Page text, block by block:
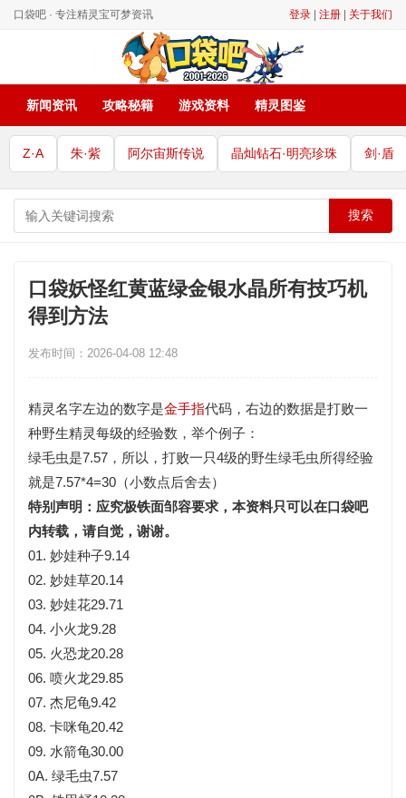
口袋吧 · 专注精灵宝可梦资讯 登录 注册 关于我们
新闻资讯 攻略秘籍 游戏资料 精灵图鉴
Z·A 朱·紫 阿尔宙斯传说 晶灿钻石·明亮珍珠 剑·盾
搜索
口袋妖怪红黄蓝绿金银水晶所有技巧机
得到方法
发布时间：2026-04-08 12:48
精灵名字左边的数字是金手指代码，右边的数据是打败一
种野生精灵每级的经验数，举个例子：
绿毛虫是7.57，所以，打败一只4级的野生绿毛虫所得经验
就是7.57*4=30（小数点后舍去）
特别声明：应究极铁面邹容要求，本资料只可以在口袋吧
内转载，请自觉，谢谢。
01. 妙娃种子9.14
02. 妙娃草20.14
03. 妙娃花29.71
04. 小火龙9.28
05. 火恐龙20.28
06. 喷火龙29.85
07. 杰尼龟9.42
08. 卡咪龟20.42
09. 水箭龟30.00
0A. 绿毛虫7.57